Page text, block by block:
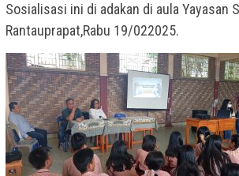
Sosialisasi ini di adakan di aula Yayasan
Rantauprapat,Rabu 19/022025.